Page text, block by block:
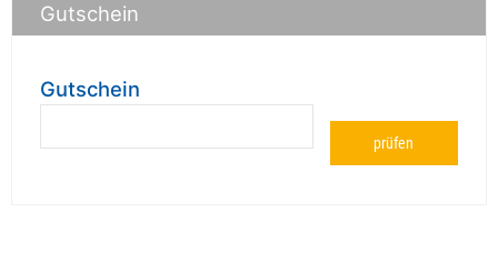
Gutschein
Gutschein
prüfen